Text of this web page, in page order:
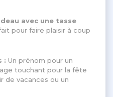
avec une tasse
pour faire plaisir à coup
: Un prénom pour un
touchant pour la fête
de vacances ou un